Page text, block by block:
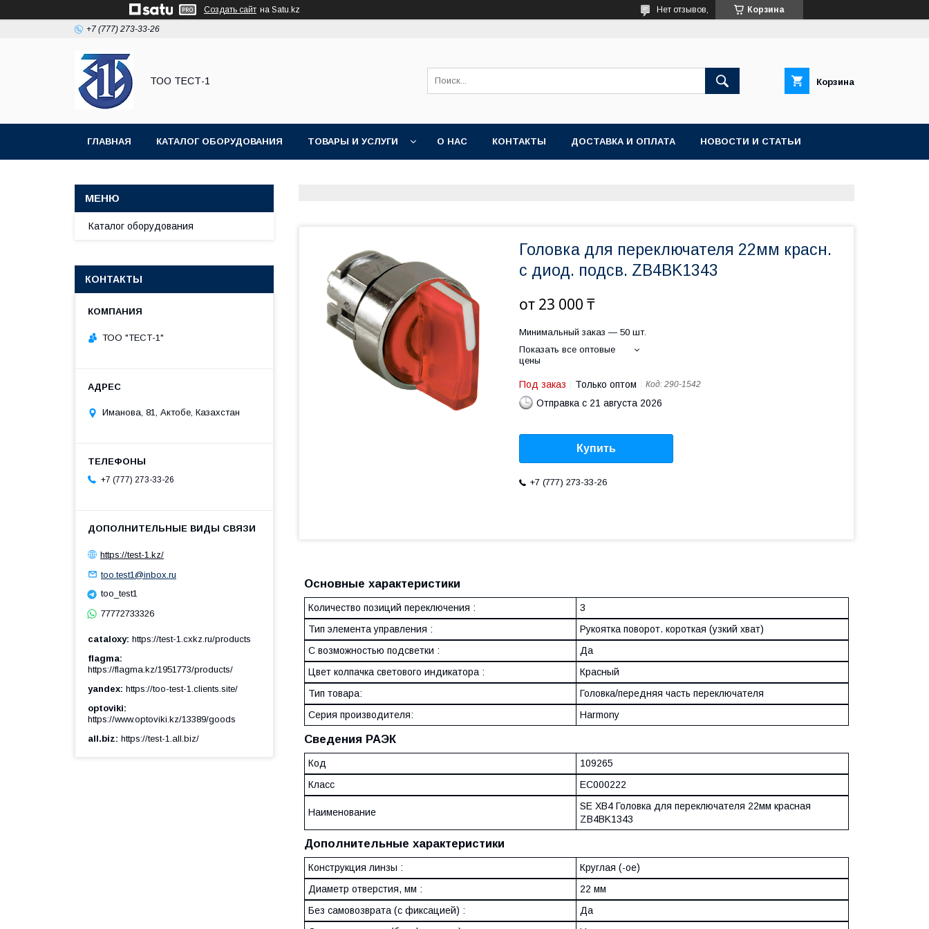
Создать сайт на Satu.kz Корзина
Нет отзывов,
+7 (777) 273-33-26
ТОО ТЕСТ-1 Корзина
ГЛАВНАЯ КАТАЛОГ ОБОРУДОВАНИЯ ТОВАРЫ И УСЛУГИ О НАС КОНТАКТЫ ДОСТАВКА И ОПЛАТА НОВОСТИ И СТАТЬИ
Головка для переключателя 22мм красн.
с диод. подсв. ZB4BK1343
от 23 000 ₸
Минимальный заказ — 50 шт.
Показать все оптовые
цены
Под заказ Только оптом Код: 290-1542
Отправка с 21 августа 2026
Купить
+7 (777) 273-33-26
Основные характеристики
Количество позиций переключения :
3
Тип элемента управления :
Рукоятка поворот. короткая (узкий хват)
С возможностью подсветки :
Да
Цвет колпачка светового индикатора :
Красный
Тип товара:
Головка/передняя часть переключателя
Серия производителя:
Harmony
Сведения РАЭК
Код
109265
Класс
EC000222
Наименование
SE XB4 Головка для переключателя 22мм красная
ZB4BK1343
Дополнительные характеристики
Конструкция линзы :
Круглая (-ое)
Диаметр отверстия, мм :
22 мм
Без самовозврата (с фиксацией) :
Да
Каталог оборудования
КОНТАКТЫ
ТОО "ТЕСТ-1"
Иманова, 81, Актобе, Казахстан
+7 (777) 273-33-26
https://test-1.kz/
too.test1@inbox.ru
too_test1
77772733326
cataloxy https://test-1.cxkz.ru/products
flagma
https://flagma.kz/1951773/products/
yandex https://too-test-1.clients.site/
optoviki
https://www.optoviki.kz/13389/goods
all.biz https://test-1.all.biz/